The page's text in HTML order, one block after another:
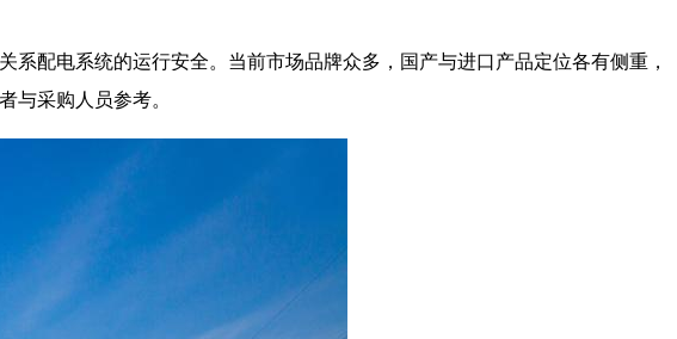
配电系统的运行安全。当前市场品牌众多，国产与进口产品定位各有侧重，
与采购人员参考。